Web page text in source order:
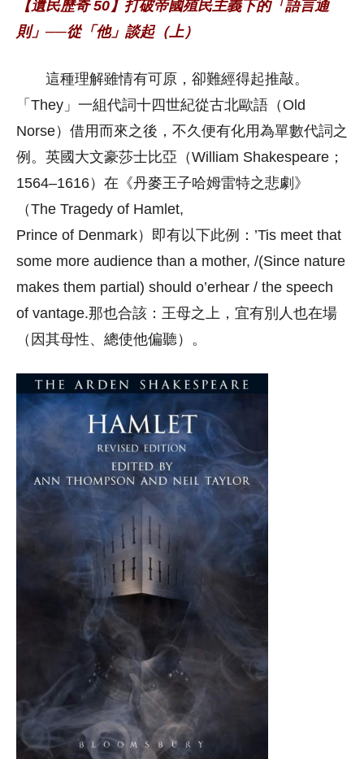
【遺民歷奇 50】打破帝國殖民主義下的「語言通
則」──從「他」談起（上）
這種理解雖情有可原，卻難經得起推敲。
「They」一組代詞十四世紀從古北歐語（Old
Norse）借用而來之後，不久便有化用為單數代詞之
例。英國大文豪莎士比亞（William Shakespeare；
1564–1616）在《丹麥王子哈姆雷特之悲劇》
（The Tragedy of Hamlet,
Prince of Denmark）即有以下此例：’Tis meet that
some more audience than a mother, /(Since nature
makes them partial) should o’erhear / the speech
of vantage.那也合該：王母之上，宜有別人也在場
（因其母性、總使他偏聽）。